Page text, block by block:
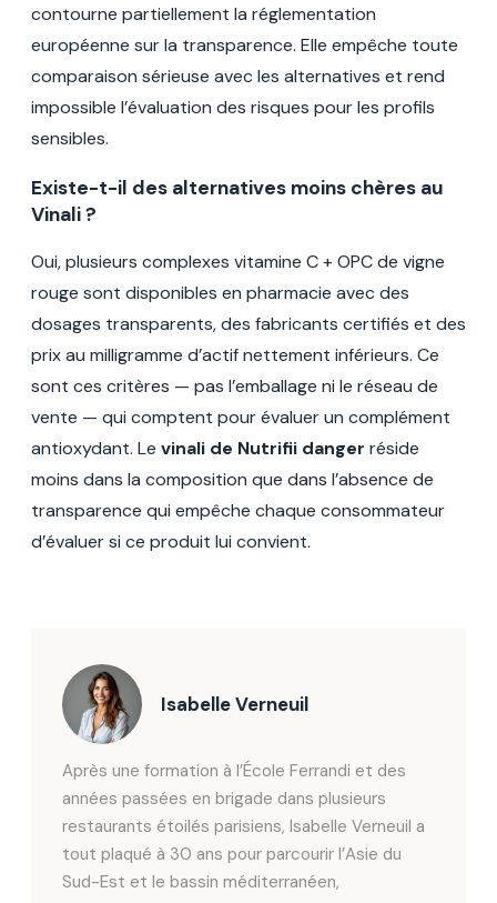
contourne partiellement la réglementation
européenne sur la transparence. Elle empêche toute
comparaison sérieuse avec les alternatives et rend
impossible l’évaluation des risques pour les profils
sensibles.
Existe-t-il des alternatives moins chères au
Vinali ?
Oui, plusieurs complexes vitamine C + OPC de vigne
rouge sont disponibles en pharmacie avec des
dosages transparents, des fabricants certifiés et des
prix au milligramme d’actif nettement inférieurs. Ce
sont ces critères — pas l’emballage ni le réseau de
vente — qui comptent pour évaluer un complément
antioxydant. Le vinali de Nutrifii danger réside
moins dans la composition que dans l’absence de
transparence qui empêche chaque consommateur
d’évaluer si ce produit lui convient.
Isabelle Verneuil
Après une formation à l’École Ferrandi et des
années passées en brigade dans plusieurs
restaurants étoilés parisiens, Isabelle Verneuil a
tout plaqué à 30 ans pour parcourir l’Asie du
Sud-Est et le bassin méditerranéen,